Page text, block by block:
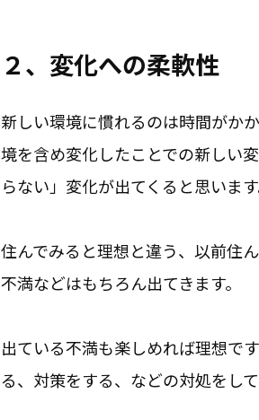
２、変化への柔軟性
新しい環境に慣れるのは時間がか
境を含め変化したことでの新しい
らない」変化が出てくると思います
住んでみると理想と違う、以前住
不満などはもちろん出てきます。
出ている不満も楽しめれば理想で
る、対策をする、などの対処をし